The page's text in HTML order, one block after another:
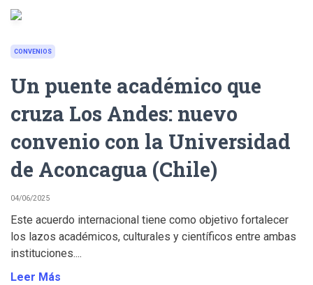
CONVENIOS
Un puente académico que
cruza Los Andes: nuevo
convenio con la Universidad
de Aconcagua (Chile)
04/06/2025
Este acuerdo internacional tiene como objetivo fortalecer
los lazos académicos, culturales y científicos entre ambas
instituciones....
Leer Más